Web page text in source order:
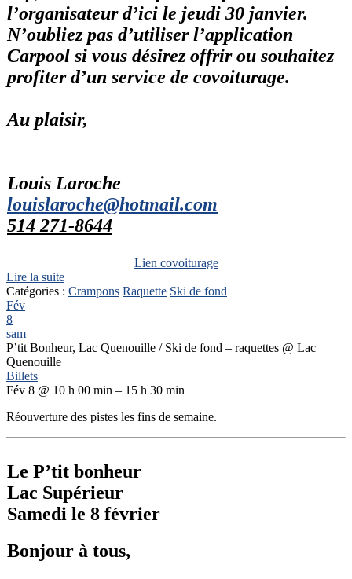
l’organisateur d’ici le jeudi 30 janvier.
N’oubliez pas d’utiliser l’application
Carpool si vous désirez offrir ou souhaitez
profiter d’un service de covoiturage.
Au plaisir,
Louis Laroche
louislaroche@hotmail.com
514 271-8644
Lien covoiturage
Lire la suite
Catégories : Crampons Raquette Ski de fond
Fév
8
sam
P’tit Bonheur, Lac Quenouille / Ski de fond – raquettes @ Lac
Quenouille
Billets
Fév 8 @ 10 h 00 min – 15 h 30 min
Réouverture des pistes les fins de semaine.
Le P’tit bonheur
Lac Supérieur
Samedi le 8 février
Bonjour à tous,